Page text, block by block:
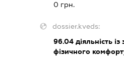
0 грн.
dossier.kveds:
96.04діяльність
фізичного